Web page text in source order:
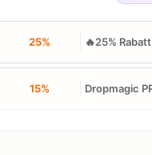
25% 🔥25%
15% Dropmagic